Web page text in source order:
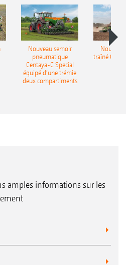
Nouveau semoir
pneumatique
Centaya-C Special
équipé d’une trémie
deux compartiments
traîné
amples informations sur les